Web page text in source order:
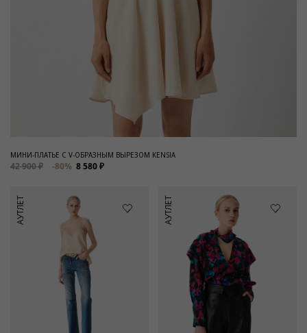
МИНИ-ПЛАТЬЕ С V-ОБРАЗНЫМ ВЫРЕЗОМ KENSIA
42 900 ₽ -80% 8 580 ₽
АУТЛЕТ АУТЛЕТ